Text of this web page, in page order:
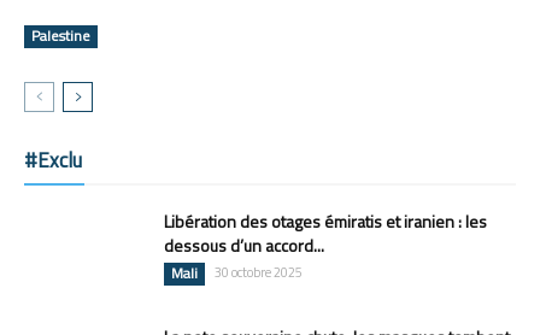
Palestine
#Exclu
Libération des otages émiratis et iranien : les
dessous d’un accord...
Mali 30 octobre 2025